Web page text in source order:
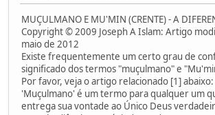
MUÇULMANO E MU'MIN (CRENTE) - A
Copyright © 2009 Joseph A Islam: Artigo
maio de 2012
Existe frequentemente um certo grau de
significado dos termos "muçulmano" e
Por favor, veja o artigo relacionado [1] abaixo:
'Muçulmano' é um termo para qualquer um
entrega sua vontade ao Único Deus